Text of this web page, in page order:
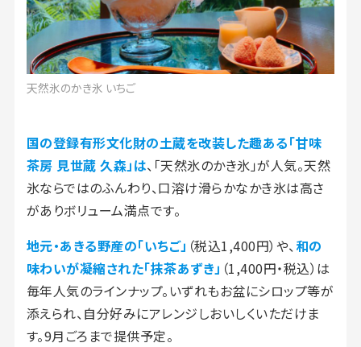
天然氷のかき氷 いちご
国の登録有形文化財の土蔵を改装した趣ある「甘味
茶房 見世蔵 久森」は、「天然氷のかき氷」が人気。天然
氷ならではのふんわり、口溶け滑らかなかき氷は高さ
がありボリューム満点です。
地元・あきる野産の「いちご」 （税込1,400円）や、 和の
味わいが凝縮された「抹茶あずき」 （1,400円・税込）は
毎年人気のラインナップ。いずれもお盆にシロップ等が
添えられ、自分好みにアレンジしおいしくいただけま
す。9月ごろまで提供予定。